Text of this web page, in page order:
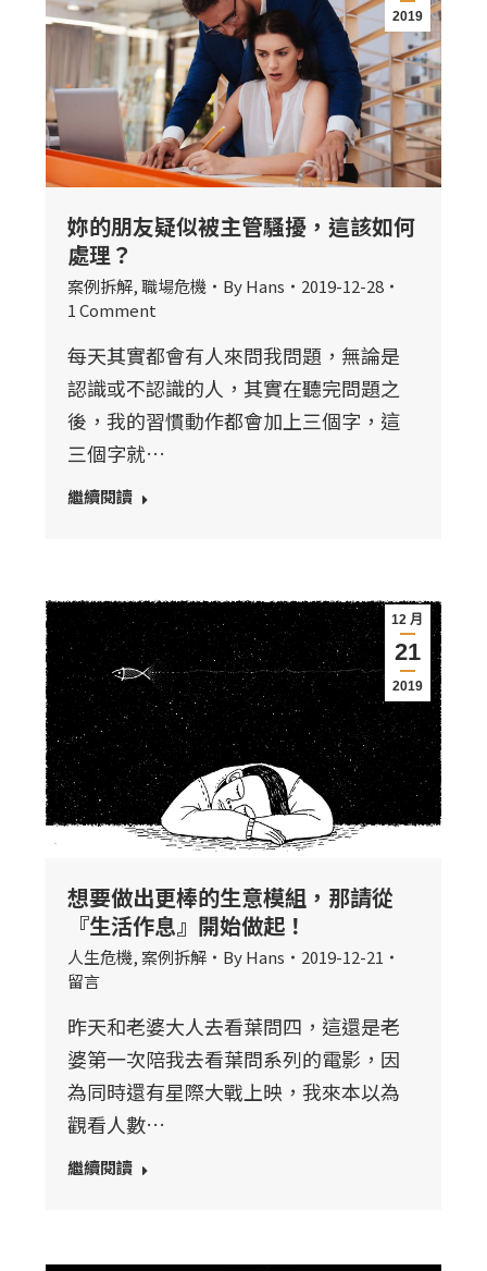
2019
妳的朋友疑似被主管騷擾，這該如何
處理？
案例拆解,職場危機 ByHans
2019-12-28
1 Comment
每天其實都會有人來問我問題，無論是
認識或不認識的人，其實在聽完問題之
後，我的習慣動作都會加上三個字，這
三個字就…
繼續閱讀
12 月
21
2019
想要做出更棒的生意模組，那請從
『生活作息』開始做起！
人生危機,案例拆解 ByHans
2019-12-21
留言
昨天和老婆大人去看葉問四，這還是老
婆第一次陪我去看葉問系列的電影，因
為同時還有星際大戰上映，我來本以為
觀看人數…
繼續閱讀